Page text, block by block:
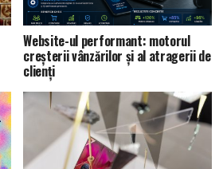
Website-ul performant: motorul
creșterii vânzărilor și al atragerii de
clienți